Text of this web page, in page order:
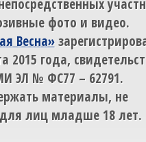
фото и видео.
Весна»
2015 года,
ЭЛ № ФС77 – 62791.
материалы, не
лиц младше 18 лет.